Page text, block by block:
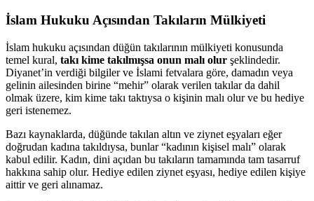
İslam Hukuku Açısından Takıların Mülkiyeti
İslam hukuku açısından düğün takılarının mülkiyeti konusunda
temel kural, takı kime takılmışsa onun malı olur şeklindedir.
Diyanet’in verdiği bilgiler ve İslami fetvalara göre, damadın veya
gelinin ailesinden birine “mehir” olarak verilen takılar da dahil
olmak üzere, kim kime takı taktıysa o kişinin malı olur ve bu hediye
geri istenemez.
Bazı kaynaklarda, düğünde takılan altın ve ziynet eşyaları eğer
doğrudan kadına takıldıysa, bunlar “kadının kişisel malı” olarak
kabul edilir. Kadın, dini açıdan bu takıların tamamında tam tasarruf
hakkına sahip olur. Hediye edilen ziynet eşyası, hediye edilen kişiye
aittir ve geri alınamaz.